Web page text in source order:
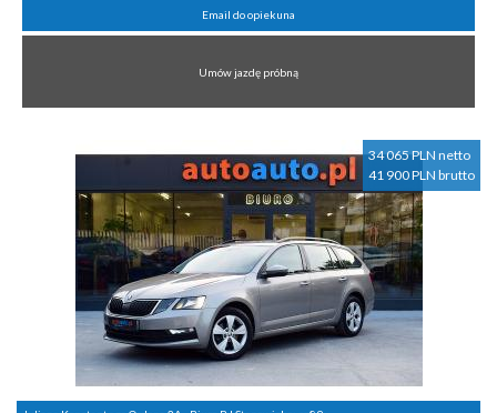
Email do opiekuna
Umów jazdę próbną
34 065 PLN netto
41 900 PLN brutto